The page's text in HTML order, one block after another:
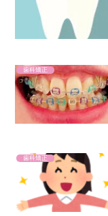
歯科矯正
歯科矯正